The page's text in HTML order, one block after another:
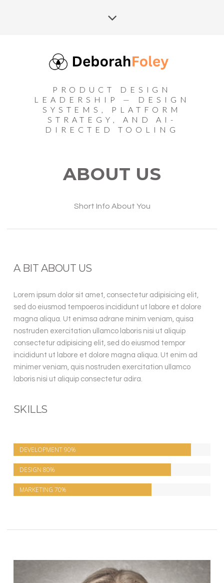
PRODUCT DESIGN
LEADERSHIP — DESIGN
SYSTEMS, PLATFORM
STRATEGY, AND AI-
DIRECTED TOOLING
ABOUT US
Short Info About You
A BIT ABOUT US
Lorem ipsum dolor sit amet, consectetur adipisicing elit,
sed do eiusmod tempoeros incididunt ut labore et dolore
magna aliqua. Ut enimsa adrane minim veniam, quisa
nostruden exercitation ullamco laboris nisi ut aliquip
consectetur adipisicing elit, sed do eiusmod tempor
incididunt ut labore et dolore magna aliqua. Ut enim ad
minimer veniam, quis nostruden exercitation ullamco
laboris nisi ut aliquip consectetur adira.
SKILLS
DEVELOPMENT90%
DESIGN 80%
MARKETING 70%